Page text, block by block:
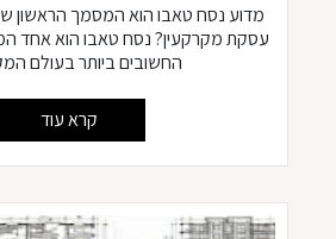
מדוע נסח טאבו הוא המסמך הראשון
עסקת מקרקעין? נסח טאבו הוא אחד
החשובים ביותר בעולם
קרא עוד